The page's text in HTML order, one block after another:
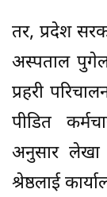
तर, प्रदेश
अस्पताल
प्रहरी
पीडित
अनुसार लेखा
श्रेष्ठलाई